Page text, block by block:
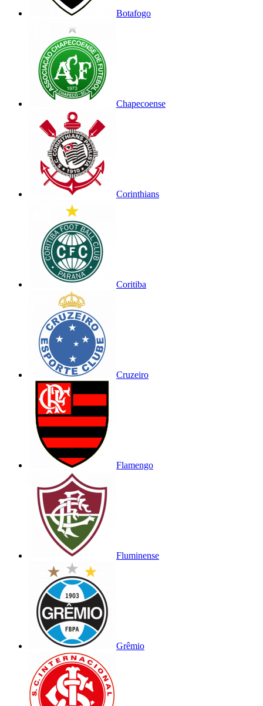
Botafogo
Chapecoense
Corinthians
Coritiba
Cruzeiro
Flamengo
Fluminense
Grêmio